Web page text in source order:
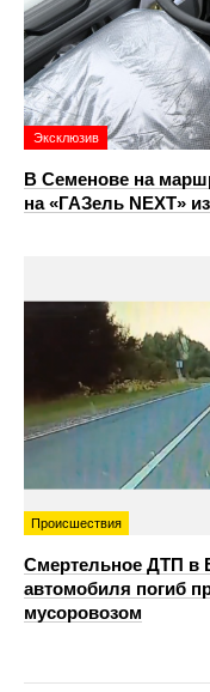
Эксклюзив
В Семенове на
на «ГАЗель NEXT»
Происшествия
Смертельное ДТП в
автомобиля погиб
мусоровозом